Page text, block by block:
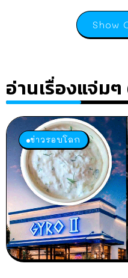
Show
อ่านเรื่องแจ่มๆ
ข่าวรอบโลก